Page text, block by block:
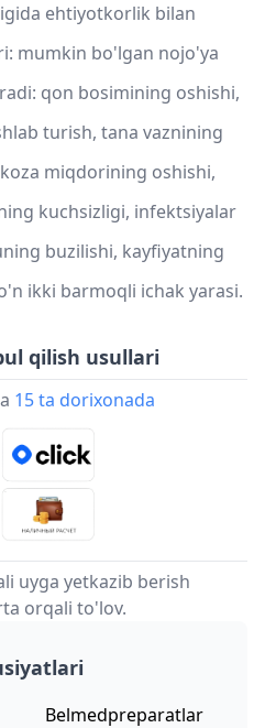
ehtiyotkorlik bilan
mumkin bo'lgan nojo'ya
qon bosimining oshishi,
turish, tana vaznining
miqdorining oshishi,
kuchsizligi, infektsiyalar
buzilishi, kayfiyatning
ikki barmoqli ichak yarasi.
qilish usullari
15 ta dorixonada
uyga yetkazib berish
orqali to'lov.
Belmedpreparatlar